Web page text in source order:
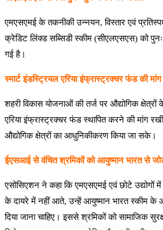
एमएसएमई के तकनीकी उन्नयन, विस्तार एवं
क्रेडिट लिंक्ड सब्सिडी स्कीम (सीएलएसएस) को
गई है।
स्मार्ट इंडस्ट्रियल एरिया इंफ्रास्ट्रक्चर फंड की मांग
शहरी विकास योजनाओं की तर्ज पर औद्योगिक क्षेत्रों
एरिया इंफ्रास्ट्रक्चर फंड स्थापित करने की मांग
औद्योगिक क्षेत्रों का आधुनिकीकरण किया जा सके।
ईएसआई से वंचित श्रमिकों को आयुष्मान भारत से
एसोसिएशन ने कहा कि एमएसएमई एवं छोटे उद्योगों
के दायरे में नहीं आते, उन्हें आयुष्मान भारत स्कीम के
दिया जाना चाहिए। इससे श्रमिकों को सामाजिक